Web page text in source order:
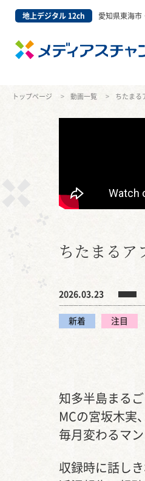
地上デジタル 12ch 愛知県東海市
トップページ 動画一覧 ちたまる
ちたまるア
2026.03.23
新着 注目
知多半島まる
MCの宮坂木実
毎月変わるマ
収録時に話し